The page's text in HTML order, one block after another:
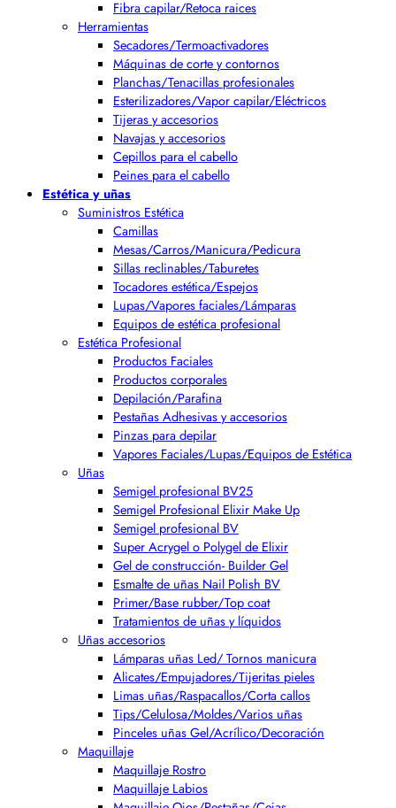
Fibra capilar/Retoca raices
Herramientas
Secadores/Termoactivadores
Máquinas de corte y contornos
Planchas/Tenacillas profesionales
Esterilizadores/Vapor capilar/Eléctricos
Tijeras y accesorios
Navajas y accesorios
Cepillos para el cabello
Peines para el cabello
Estética y uñas
Suministros Estética
Camillas
Mesas/Carros/Manicura/Pedicura
Sillas reclinables/Taburetes
Tocadores estética/Espejos
Lupas/Vapores faciales/Lámparas
Equipos de estética profesional
Estética Profesional
Productos Faciales
Productos corporales
Depilación/Parafina
Pestañas Adhesivas y accesorios
Pinzas para depilar
Vapores Faciales/Lupas/Equipos de Estética
Uñas
Semigel profesional BV25
Semigel Profesional Elixir Make Up
Semigel profesional BV
Super Acrygel o Polygel de Elixir
Gel de construcción- Builder Gel
Esmalte de uñas Nail Polish BV
Primer/Base rubber/Top coat
Tratamientos de uñas y líquidos
Uñas accesorios
Lámparas uñas Led/ Tornos manicura
Alicates/Empujadores/Tijeritas pieles
Limas uñas/Raspacallos/Corta callos
Tips/Celulosa/Moldes/Varios uñas
Pinceles uñas Gel/Acrílico/Decoración
Maquillaje
Maquillaje Rostro
Maquillaje Labios